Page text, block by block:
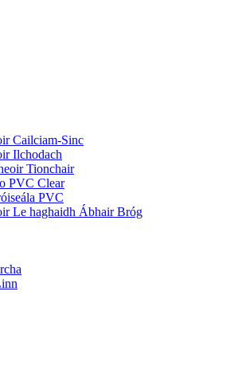
Cailciam-Sinc
Ilchodach
Tionchair
PVC Clear
PVC
Le haghaidh Ábhair Bróg